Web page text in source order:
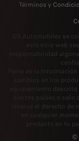
Términos y
DS Automobiles se
este sitio web
responsabilidad
Parte de la
cambios en los
equipamiento
ciertos países o
reserva el derecho
en cualquier
producto en tu
©